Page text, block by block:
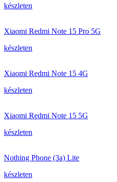
készleten
Xiaomi Redmi Note 15 Pro 5G
készleten
Xiaomi Redmi Note 15 4G
készleten
Xiaomi Redmi Note 15 5G
készleten
Nothing Phone (3a) Lite
készleten